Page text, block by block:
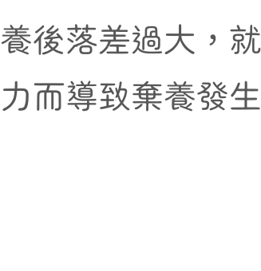
後落差過大，就
而導致棄養發生